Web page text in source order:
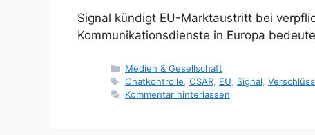
Signal kündigt EU-Marktaustritt bei
Kommunikationsdienste in Europa
Kategorien
Medien & Gesellschaft
Schlagwörter
Chatkontrolle, CSAR, EU, Signal,
Kommentar hinterlassen